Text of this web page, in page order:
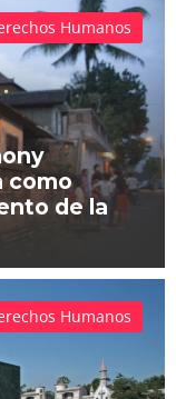
como
de la
Humanos
Humanos